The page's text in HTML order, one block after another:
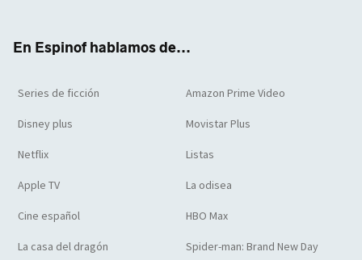
En Espinof hablamos de...
Series de ficción Amazon Prime Video
Disney plus Movistar Plus
Netflix Listas
Apple TV La odisea
Cine español HBO Max
La casa del dragón Spider-man: Brand New Day